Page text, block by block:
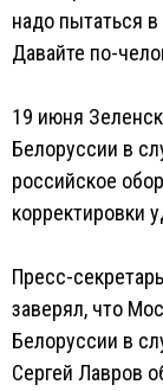
надо пытаться
Давайте по-
19 июня
Белоруссии в
российское
корректировки
Пресс-
заверял, что
Белоруссии в
Сергей Лавров